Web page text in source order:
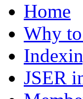
Home
Why
JSER